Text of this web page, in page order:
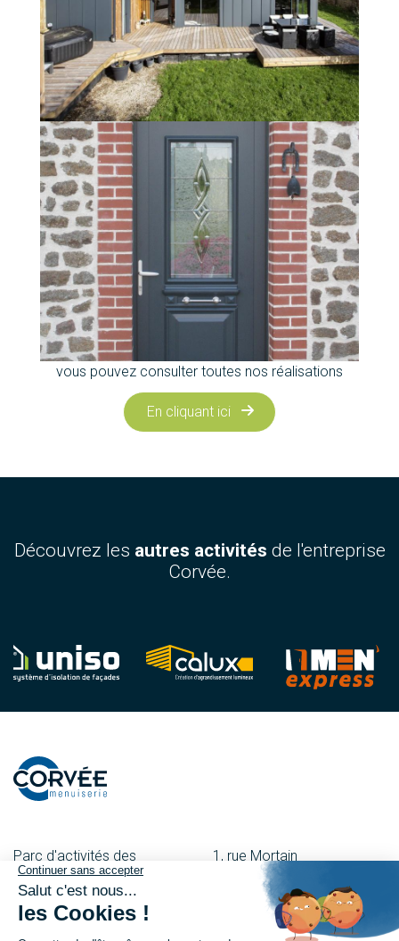
vous pouvez consulter toutes nos réalisations
En cliquant ici
Découvrez les autres activités de l'entreprise
Corvée.
Parc d'activités des
Besnardières
53120 Gorron
02 43 08 00 43
1, rue Mortain
50600 St-Hilaire-Du-
Harcouët
02 33 69 08 55